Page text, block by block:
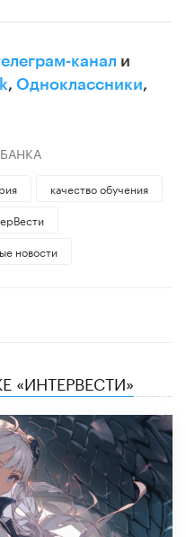
канал и
, Одноклассники,
качество обучения
новости
«ИНТЕРВЕСТИ»